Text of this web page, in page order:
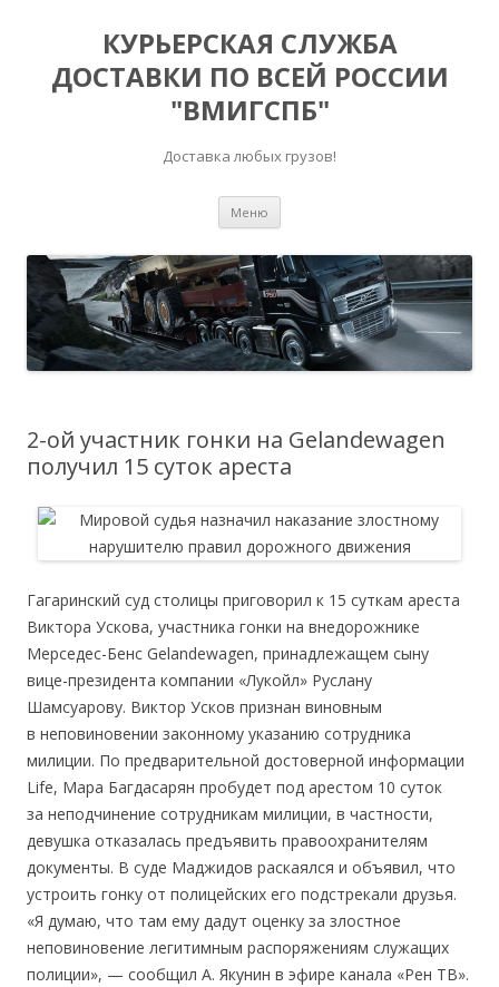
КУРЬЕРСКАЯ СЛУЖБА
ДОСТАВКИ ПО ВСЕЙ РОССИИ
"ВМИГСПБ"
Доставка любых грузов!
Меню
2-ой участник гонки на Gelandewagen
получил 15 суток ареста
Гагаринский суд столицы приговорил к 15 суткам ареста
Виктора Ускова, участника гонки на внедорожнике
Мерседес-Бенс Gelandewagen, принадлежащем сыну
вице-президента компании «Лукойл» Руслану
Шамсуарову. Виктор Усков признан виновным
в неповиновении законному указанию сотрудника
милиции. По предварительной достоверной информации
Life, Мара Багдасарян пробудет под арестом 10 суток
за неподчинение сотрудникам милиции, в частности,
девушка отказалась предъявить правоохранителям
документы. В суде Маджидов раскаялся и объявил, что
устроить гонку от полицейских его подстрекали друзья.
«Я думаю, что там ему дадут оценку за злостное
неповиновение легитимным распоряжениям служащих
полиции», — сообщил А. Якунин в эфире канала «Рен ТВ».